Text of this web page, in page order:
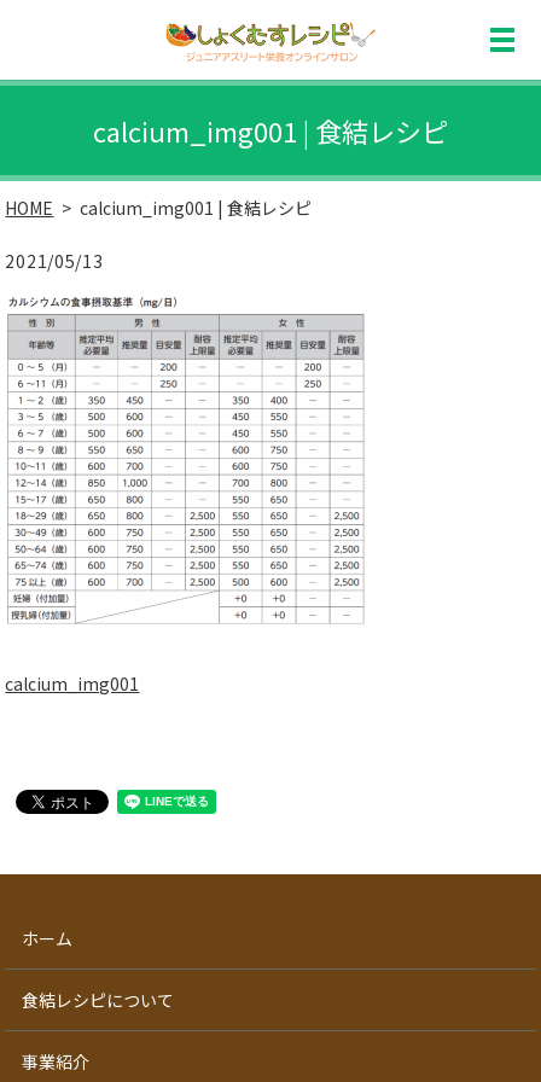
calcium_img001 | 食結レシピ
HOME calcium_img001 | 食結レシピ
2021/05/13
calcium_img001
ホーム
食結レシピについて
事業紹介